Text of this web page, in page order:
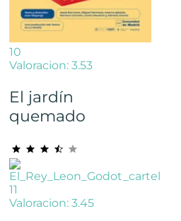
10
Valoracion: 3.53
El jardín
quemado
11
Valoracion: 3.45